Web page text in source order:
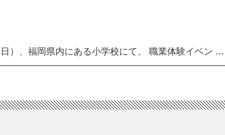
）、福岡県内にある小学校にて、 職業体験イベン …